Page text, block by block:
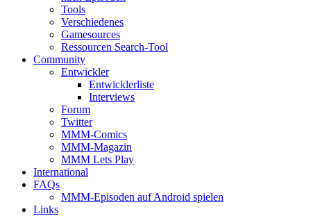
Tools
Verschiedenes
Gamesources
Ressourcen Search-Tool
Community
Entwickler
Entwicklerliste
Interviews
Forum
Twitter
MMM-Comics
MMM-Magazin
MMM Lets Play
International
FAQs
MMM-Episoden auf Android spielen
Links